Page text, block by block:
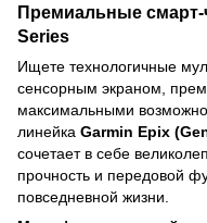
Премиальные смарт-
Series
Ищете технологичные
сенсорным экраном,
максимальными
линейка Garmin Epix
сочетает в себе
прочность и передовой
повседневной жизни.